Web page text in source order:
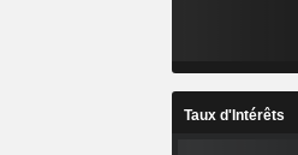
Taux d'Intérêts